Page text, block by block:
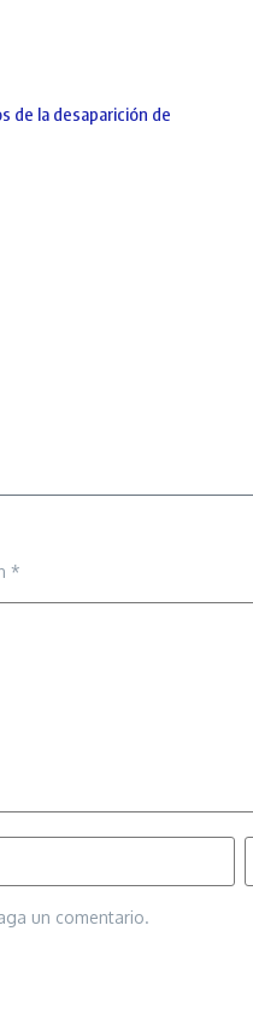
de la desaparición de
*
un comentario.